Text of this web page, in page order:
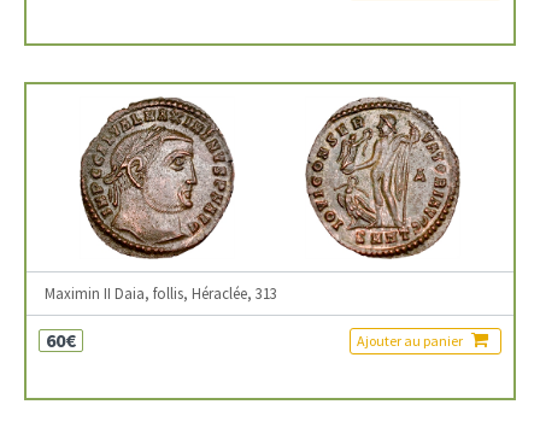
Maximin II Daia, follis, Héraclée, 313
60€ Ajouter au panier